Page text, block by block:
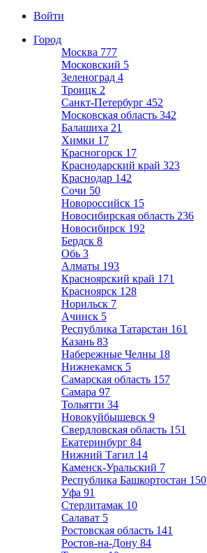
Войти
Город
Москва 777
Московский 5
Зеленоград 4
Троицк 2
Санкт-Петербург 452
Московская область 342
Балашиха 21
Химки 17
Красногорск 17
Краснодарский край 323
Краснодар 142
Сочи 50
Новороссийск 15
Новосибирская область 236
Новосибирск 192
Бердск 8
Обь 3
Алматы 193
Красноярский край 171
Красноярск 128
Норильск 7
Ачинск 5
Республика Татарстан 161
Казань 83
Набережные Челны 18
Нижнекамск 5
Самарская область 157
Самара 97
Тольятти 34
Новокуйбышевск 9
Свердловская область 151
Екатеринбург 84
Нижний Тагил 14
Каменск-Уральский 7
Республика Башкортостан 150
Уфа 91
Стерлитамак 10
Салават 5
Ростовская область 141
Ростов-на-Дону 84